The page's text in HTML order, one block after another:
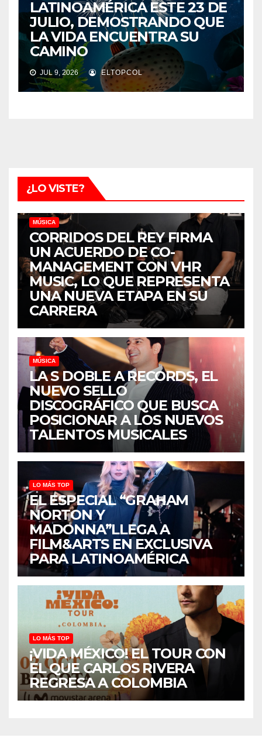
LATINOAMÉRICA ESTE 23 DE
JULIO, DEMOSTRANDO QUE
LA VIDA ENCUENTRA SU
CAMINO
JUL 9, 2026 ELTOPCOL
¿LO VISTE?
MÚSICA
CORRIDOS DEL REY FIRMA
UN ACUERDO DE CO-
MANAGEMENT CON VHR
MUSIC, LO QUE REPRESENTA
UNA NUEVA ETAPA EN SU
CARRERA
MÚSICA
LA S DOBLE A RECORDS, EL
NUEVO SELLO
DISCOGRÁFICO QUE BUSCA
POSICIONAR A LOS NUEVOS
TALENTOS MUSICALES
LO MÁS TOP
EL ESPECIAL “GRAHAM
NORTON Y
MADONNA”LLEGA A
FILM&ARTS EN EXCLUSIVA
PARA LATINOAMÉRICA
LO MÁS TOP
¡VIDA MÉXICO! EL TOUR CON
EL QUE CARLOS RIVERA
REGRESA A COLOMBIA